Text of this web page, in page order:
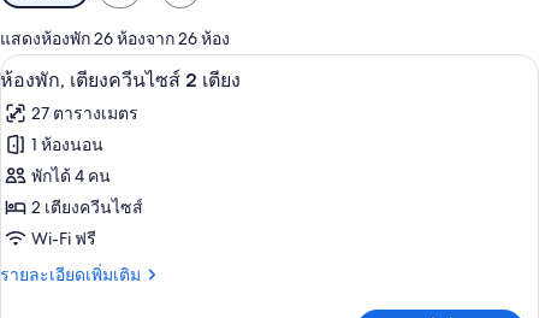
กรอง
ที่
มี
ให้
สำหรับ
ห้อง
พัก
แสดงห้องพัก 26 ห้องจาก 26 ห้อง
เปิด
ภาพถ่าย
ทั้งหมด
ของ
ห้อง
พัก,
เตียง
โต๊ะทำงาน, พื้นที่ทำงานแบบใช้แล็ปท็อ
7
ห้องพัก, เตียงควีนไซส์ 2 เตียง
27 ตารางเมตร
1 ห้องนอน
พักได้ 4 คน
2 เตียงควีนไซส์
Wi-Fi ฟรี
รายละเอียดเพิ่มเติม
ราย